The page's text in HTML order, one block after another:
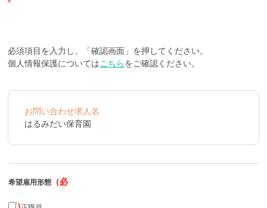
必須項目を入力し、「確認画面」を押してください。
個人情報保護についてはこちらをご確認ください。
お問い合わせ求人名
はるみだい保育園
希望雇用形態（必